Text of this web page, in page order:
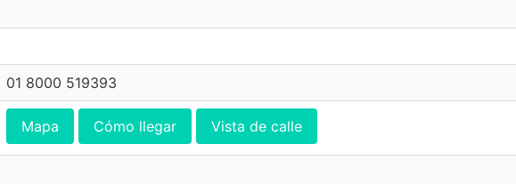
01 8000 519393
Mapa Cómo llegar Vista de calle